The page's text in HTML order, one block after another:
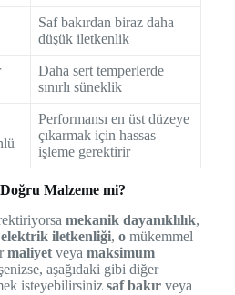
Saf bakırdan biraz daha
düşük iletkenlik
Daha sert temperlerde
sınırlı süneklik
Performansı en üst düzeye
çıkarmak için hassas
işleme gerektirir
Malzeme mi?
mekanik dayanıklılık,
iletkenliği, omükemmel
maliyetveya maksimum
aşağıdaki gibi diğer
isteyebilirsiniz saf bakırveya